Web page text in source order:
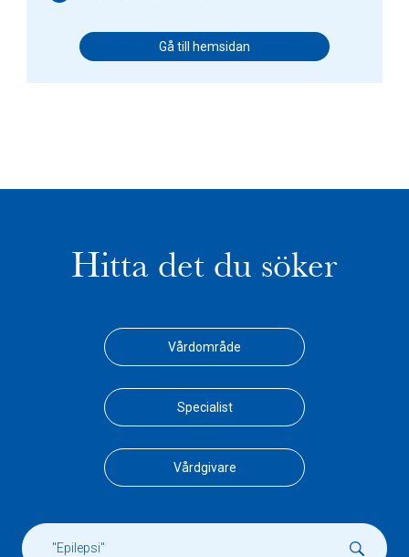
Gå till hemsidan
Hitta det du söker
Vårdområde
Specialist
Vårdgivare